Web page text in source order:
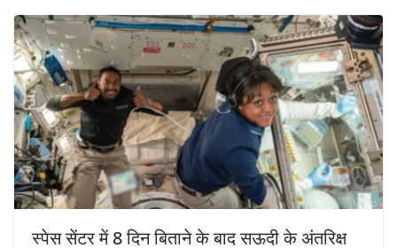
स्पेस सेंटर में 8 दिन बिताने के बाद सऊदी के अंतरिक्ष